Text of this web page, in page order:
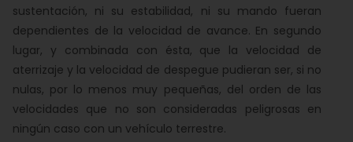
sustentación, ni su estabilidad, ni su mando fueran
dependientes de la velocidad de avance. En segundo
lugar, y combinada con ésta, que la velocidad de
aterrizaje y la velocidad de despegue pudieran ser, si no
nulas, por lo menos muy pequeñas, del orden de las
velocidades que no son consideradas peligrosas en
ningún caso con un vehículo terrestre.